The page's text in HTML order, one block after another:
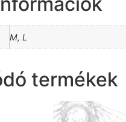
M, L
termékek